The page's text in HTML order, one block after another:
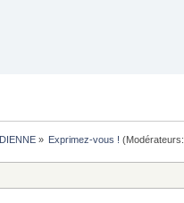
» Exprimez-vous ! (Modérateurs: